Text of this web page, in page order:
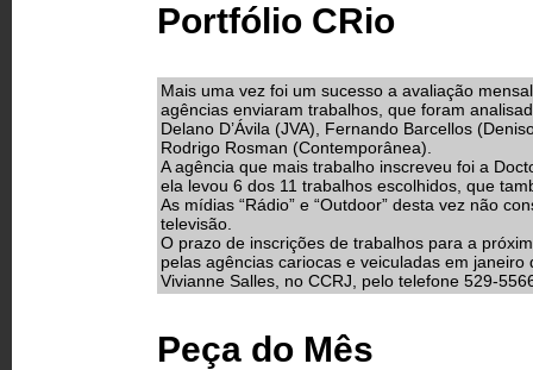
Portfólio CRio
Mais uma vez foi um sucesso a avaliação
agências enviaram trabalhos, que foram
Delano D’Ávila (JVA), Fernando Barcellos
Rodrigo Rosman (Contemporânea).
A agência que mais trabalho inscreveu foi a
ela levou 6 dos 11 trabalhos escolhidos, que
As mídias “Rádio” e “Outdoor” desta vez não
televisão.
O prazo de inscrições de trabalhos para a
pelas agências cariocas e veiculadas em
Vivianne Salles, no CCRJ, pelo telefone 529-
Peça do Mês